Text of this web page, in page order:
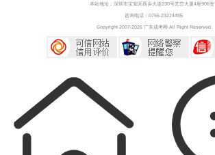
本站地址：深圳市宝安区西乡大道230号艺峦大厦4座906室
咨询电话：0755-23224485
Copyright 2007-2026 广东成考网 All Right Reserved